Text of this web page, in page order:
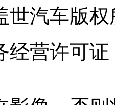
世汽车版
经营许可证